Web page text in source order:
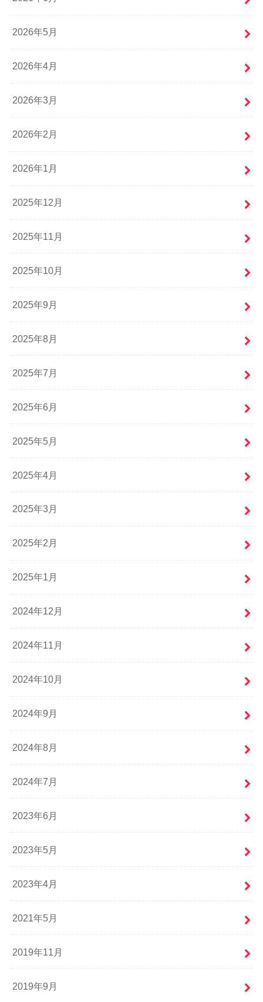
2026年5月
2026年4月
2026年3月
2026年2月
2026年1月
2025年12月
2025年11月
2025年10月
2025年9月
2025年8月
2025年7月
2025年6月
2025年5月
2025年4月
2025年3月
2025年2月
2025年1月
2024年12月
2024年11月
2024年10月
2024年9月
2024年8月
2024年7月
2023年6月
2023年5月
2023年4月
2021年5月
2019年11月
2019年9月